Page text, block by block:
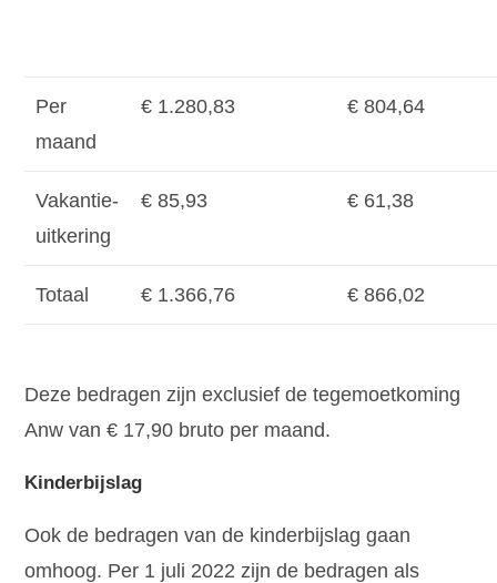
Per
maand
€ 1.280,83 € 804,64
Vakantie-
uitkering
€ 85,93 € 61,38
Totaal € 1.366,76 € 866,02
Deze bedragen zijn exclusief de tegemoetkoming
Anw van € 17,90 bruto per maand.
Kinderbijslag
Ook de bedragen van de kinderbijslag gaan
omhoog. Per 1 juli 2022 zijn de bedragen als